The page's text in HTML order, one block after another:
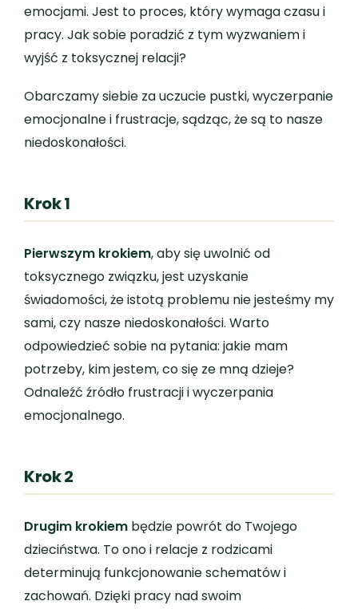
emocjami. Jest to proces, który wymaga czasu i
pracy. Jak sobie poradzić z tym wyzwaniem i
wyjść z toksycznej relacji?
Obarczamy siebie za uczucie pustki, wyczerpanie
emocjonalne i frustracje, sądząc, że są to nasze
niedoskonałości.
Krok 1
Pierwszym krokiem, aby się uwolnić od
toksycznego związku, jest uzyskanie
świadomości, że istotą problemu nie jesteśmy my
sami, czy nasze niedoskonałości. Warto
odpowiedzieć sobie na pytania: jakie mam
potrzeby, kim jestem, co się ze mną dzieje?
Odnaleźć źródło frustracji i wyczerpania
emocjonalnego.
Krok 2
Drugim krokiem będzie powrót do Twojego
dzieciństwa. To ono i relacje z rodzicami
determinują funkcjonowanie schematów i
zachowań. Dzięki pracy nad swoim